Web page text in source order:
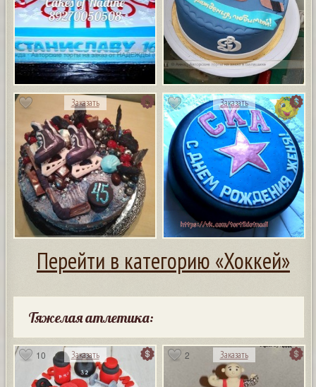
Заказать Заказать
Перейти в категорию «Хоккей»
Тяжелая атлетика:
10 Заказать 2 Заказать